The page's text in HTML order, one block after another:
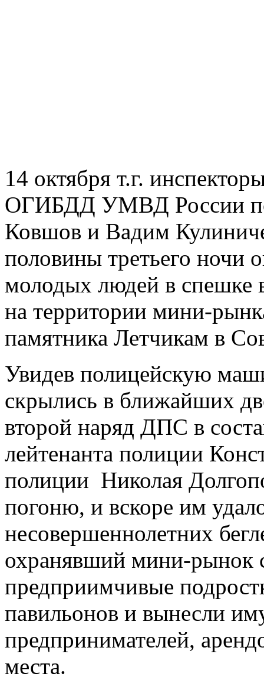
14 октября т.г.
ОГИБДД УМВД России по
Ковшов и Вадим
половины третьего ночи
молодых людей в спешке
на территории мини-
памятника Летчикам в
Увидев полицейскую
скрылись в ближайших
второй наряд ДПС в
лейтенанта полиции
полиции Николая
погоню, и вскоре им
несовершеннолетних
охранявший мини-рынок
предприимчивые
павильонов и вынесли
предпринимателей,
места.